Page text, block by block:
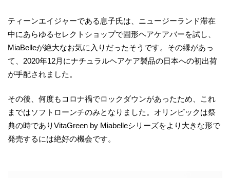
ティーンエイジャーである息子氏は、ニュージーランド滞在
中にあらゆるセレクトショップで固形ヘアケアバーを試し、
MiaBelleが絶大なお気に入りだったそうです。その縁があっ
て、2020年12月にナチュラルヘアケア製品の日本への初出荷
が手配されました。
その後、何度もコロナ禍でロックダウンがあったため、これ
まではソフトローンチのみとなりました。オリンピックは祭
典の時でありVitaGreen by Miabelleシリーズをより大きな形で
発売するには絶好の機会です。